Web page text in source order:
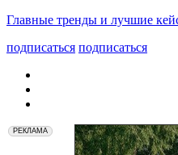
Главные тренды и лучшие
подписаться подписаться
РЕКЛАМА